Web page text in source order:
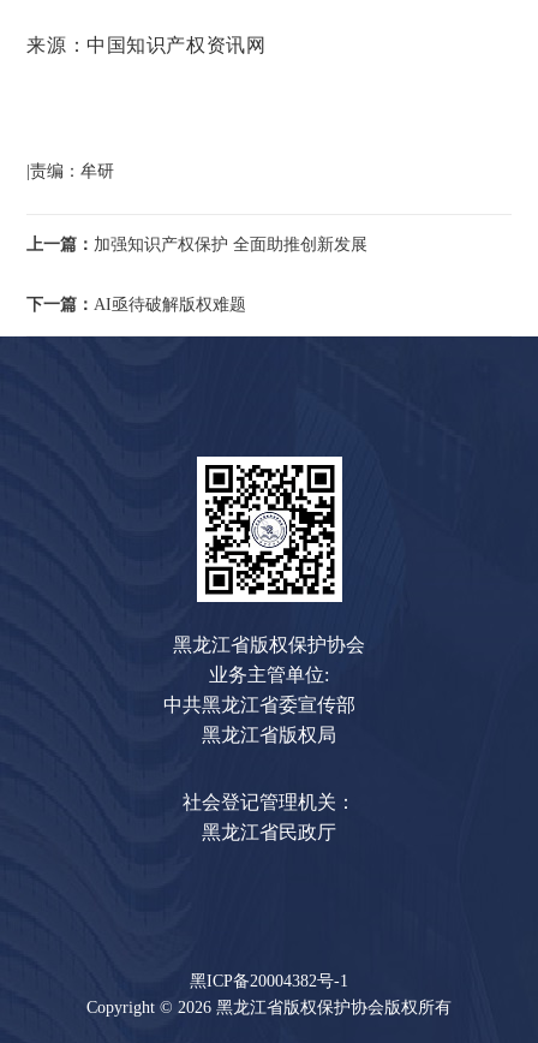
来源：中国知识产权资讯网
|责编：牟研
上一篇： 加强知识产权保护 全面助推创新发展
下一篇：AI亟待破解版权难题
黑龙江省版权保护协会
业务主管单位:
中共黑龙江省委宣传部
黑龙江省版权局
社会登记管理机关：
黑龙江省民政厅
黑ICP备20004382号-1
Copyright © 2026 黑龙江省版权保护协会版权所有